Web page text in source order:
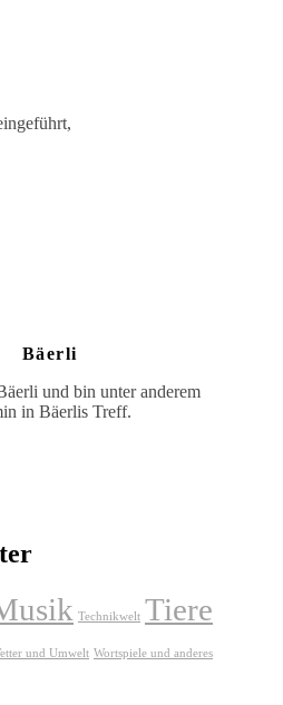
Bäerli
und bin unter anderem
in Bäerlis Treff.
Technikwelt Tiere
und Umwelt Wortspiele und anderes